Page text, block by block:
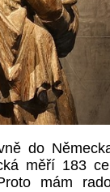
do
měří 183
mám